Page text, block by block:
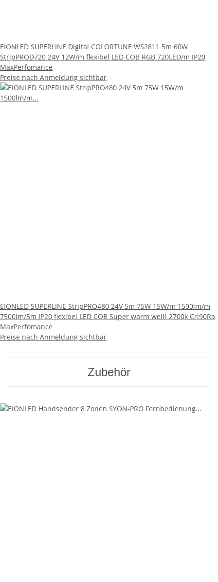
EIONLED SUPERLINE Digital COLORTUNE WS2811 5m 60W
StripPROD720 24V 12W/m flexibel LED COB RGB 720LED/m IP20
MaxPerfomance
Preise nach Anmeldung sichtbar
EIONLED SUPERLINE StripPRO480 24V 5m 75W 15W/m 1500lm/m
7500lm/5m IP20 flexibel LED COB Super warm weiß 2700k Cri90Ra
MaxPerfomance
Preise nach Anmeldung sichtbar
Zubehör